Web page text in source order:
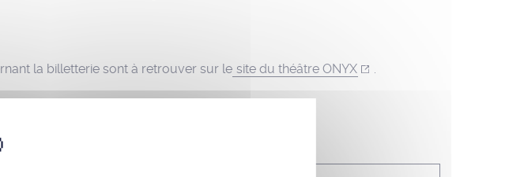
la billetterie sont à retrouver sur le site du théâtre ONYX .